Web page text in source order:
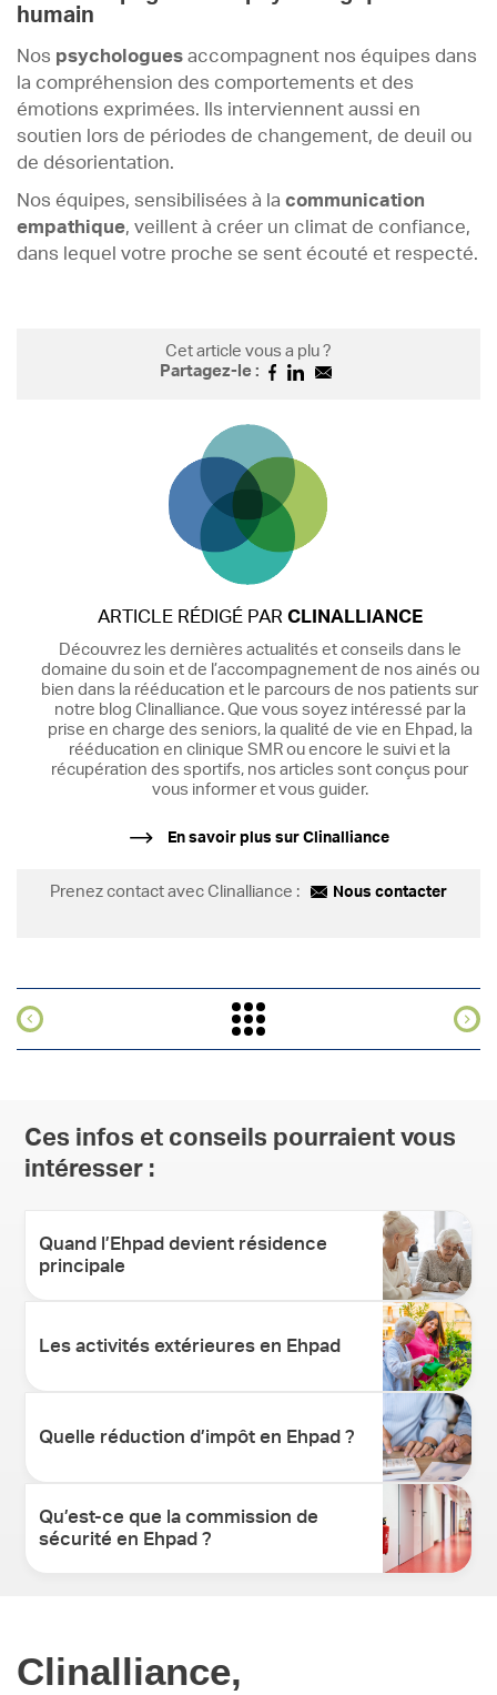
humain
Nos psychologues accompagnent nos équipes dans
la compréhension des comportements et des
émotions exprimées. Ils interviennent aussi en
soutien lors de périodes de changement, de deuil ou
de désorientation.
Nos équipes, sensibilisées à la communication
empathique, veillent à créer un climat de confiance,
dans lequel votre proche se sent écouté et respecté.
Cet article vous a plu ?
Partagez-le :
ARTICLE RÉDIGÉ PAR CLINALLIANCE
Découvrez les dernières actualités et conseils dans le
domaine du soin et de l’accompagnement de nos ainés ou
bien dans la rééducation et le parcours de nos patients sur
notre blog Clinalliance. Que vous soyez intéressé par la
prise en charge des seniors, la qualité de vie en Ehpad, la
rééducation en clinique SMR ou encore le suivi et la
récupération des sportifs, nos articles sont conçus pour
vous informer et vous guider.
En savoir plus sur Clinalliance
Prenez contact avec Clinalliance : Nous contacter
Ces infos et conseils pourraient vous
intéresser :
Quand l’Ehpad devient résidence
principale
Les activités extérieures en Ehpad
Quelle réduction d’impôt en Ehpad ?
Qu’est-ce que la commission de
sécurité en Ehpad ?
Clinalliance,